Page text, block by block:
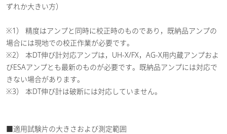
ずれか大きい方）
※1） 精度はアンプと同時に校正時のものであり，既納品アンプの
場合には現地での校正作業が必要です。
※2） 本DT伸び計対応アンプは，UH-X/FX，AG-X用内蔵アンプおよ
びESAアンプとも最新のものが必要です。既納品アンプには対応で
きない場合があります。
※3） 本DT伸び計は破断には対応していません。
■適用試験片の大きさおよび測定範囲